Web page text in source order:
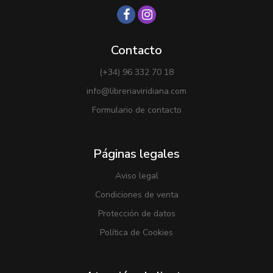
Contacto
(+34) 96 332 70 18
info@libreriaviridiana.com
Formulario de contacto
Páginas legales
Aviso legal
Condiciones de venta
Protección de datos
Política de Cookies